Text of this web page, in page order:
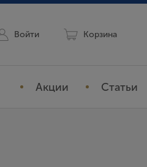
Войти Корзина
Акции Статьи